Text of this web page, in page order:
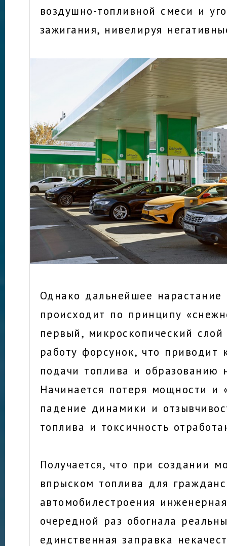
воздушно-топливной смеси и
зажигания, нивелируя
Однако дальнейшее нарастание
происходит по принципу
первый, микроскопический
работу форсунок, что приводит
подачи топлива и образованию
Начинается потеря мощности и
падение динамики и
топлива и токсичность
Получается, что при создании
впрыском топлива для
автомобилестроения
очередной раз обогнала
единственная заправка